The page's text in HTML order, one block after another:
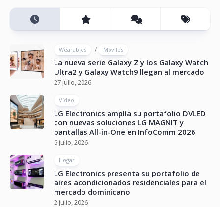
Wearables / Móviles
La nueva serie Galaxy Z y los Galaxy Watch
Ultra2 y Galaxy Watch9 llegan al mercado
27 julio, 2026
Vídeo
LG Electronics amplía su portafolio DVLED
con nuevas soluciones LG MAGNIT y
pantallas All-in-One en InfoComm 2026
6 julio, 2026
Hogar
LG Electronics presenta su portafolio de
aires acondicionados residenciales para el
mercado dominicano
2 julio, 2026